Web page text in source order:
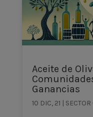
Aceite de
Ganancias
10 DIC, 21 |